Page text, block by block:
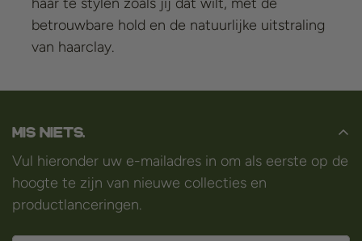
haar te stylen zoals jij dat wilt, met de
betrouwbare hold en de natuurlijke uitstraling
van haarclay.
Mis niets.
Vul hieronder uw e-mailadres in om als eerste op de
hoogte te zijn van nieuwe collecties en
productlanceringen.